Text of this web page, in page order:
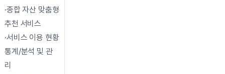
·종합 자산 맞춤형
추천 서비스
·서비스 이용 현황
통계/분석 및 관
리